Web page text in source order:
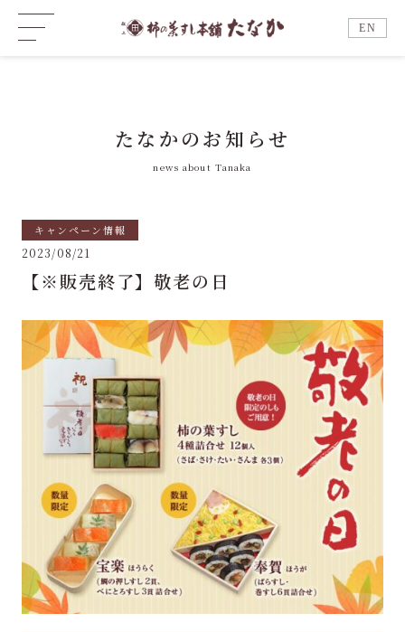
EN
たなかのお知らせ
news about Tanaka
キャンペーン情報
2023/08/21
【※販売終了】敬老の日